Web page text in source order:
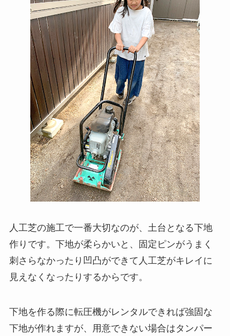
人工芝の施工で一番大切なのが、土台となる下地
作りです。下地が柔らかいと、固定ピンがうまく
刺さらなかったり凹凸ができて人工芝がキレイに
見えなくなったりするからです。
下地を作る際に転圧機がレンタルできれば強固な
下地が作れますが、用意できない場合はタンパー